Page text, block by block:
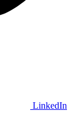
LinkedIn